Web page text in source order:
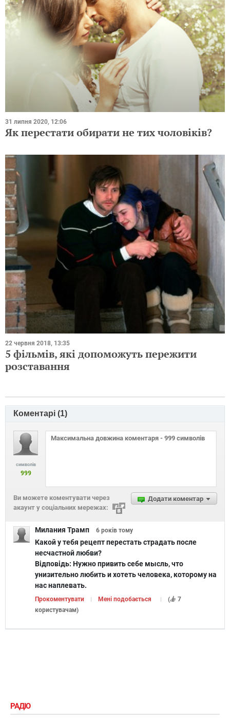
31 липня 2020, 12:06
Як перестати обирати не тих чоловіків?
22 червня 2018, 13:35
5 фільмів, які допоможуть пережити
розставання
Коментарі (1)
символів
999
Додати коментар
Ви можете коментувати через
акаунт у соціальних мережах:
Милания Трамп 6 років тому
Какой у тебя рецепт перестать страдать после
несчастной любви?
Відповідь: Нужно привить себе мысль, что
унизительно любить и хотеть человека, которому на
нас наплевать.
Прокоментувати Мені подобається (
7
користувачам)
РАДІО